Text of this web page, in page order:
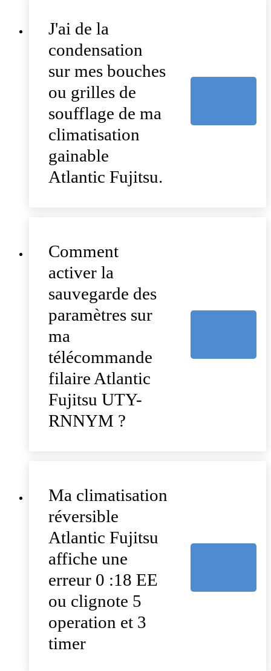
J'ai de la
condensation
sur mes bouches
ou grilles de
soufflage de ma
climatisation
gainable
Atlantic Fujitsu.
Comment
activer la
sauvegarde des
paramètres sur
ma
télécommande
filaire Atlantic
Fujitsu UTY-
RNNYM ?
Ma climatisation
réversible
Atlantic Fujitsu
affiche une
erreur 0 :18 EE
ou clignote 5
operation et 3
timer